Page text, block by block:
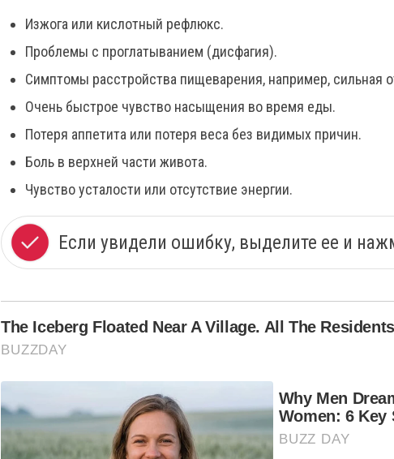
Изжога или кислотный рефлюкс.
Проблемы с проглатыванием (дисфагия).
Симптомы расстройства пищеварения, например, сильная
Очень быстрое чувство насыщения во время еды.
Потеря аппетита или потеря веса без видимых причин.
Боль в верхней части живота.
Чувство усталости или отсутствие энергии.
Если увидели ошибку, выделите ее и
The Iceberg Floated Near A Village. All The
BUZZDAY
Why Men
Women: 6 Key
BUZZ DAY